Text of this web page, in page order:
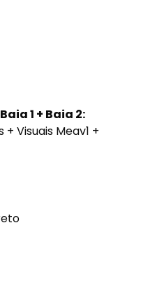
1 + Baia 2:
Visuais Meav1 +